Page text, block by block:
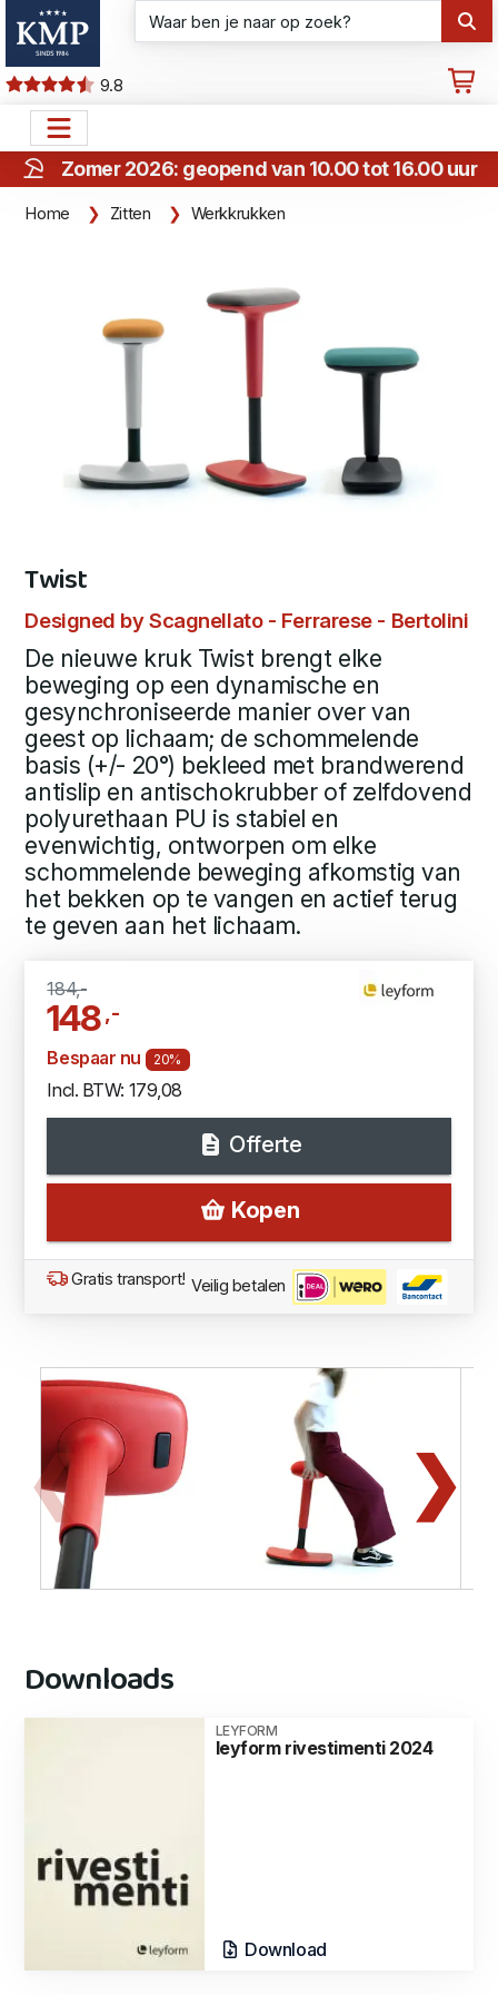
9.8
Zomer 2026: geopend van 10.00 tot 16.00 uur
Home Zitten Werkkrukken
Twist
Designed by Scagnellato - Ferrarese - Bertolini
De nieuwe kruk Twist brengt elke
beweging op een dynamische en
gesynchroniseerde manier over van
geest op lichaam; de schommelende
basis (+/- 20°) bekleed met brandwerend
antislip en antischokrubber of zelfdovend
polyurethaan PU is stabiel en
evenwichtig, ontworpen om elke
schommelende beweging afkomstig van
het bekken op te vangen en actief terug
te geven aan het lichaam.
184,-
148,-
Bespaar nu 20%
Incl. BTW: 179,08
Offerte
Kopen
Gratis transport! Veilig betalen
Downloads
LEYFORM
leyform rivestimenti 2024
Download